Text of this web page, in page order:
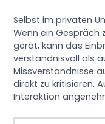
Selbst im privaten
Wenn ein Gespräch
gerät, kann das
verständnisvoll als
Missverständnisse
direkt zu kritisieren.
Interaktion